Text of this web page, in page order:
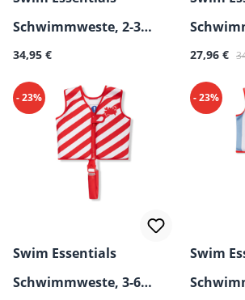
Schwimmweste, 2-3
Jahre
Regulärer Preis:
34,95 €
Jahre
27,96 €
- 23%
Swim Essentials
Schwimmweste, 3-6
- 23%
Swim